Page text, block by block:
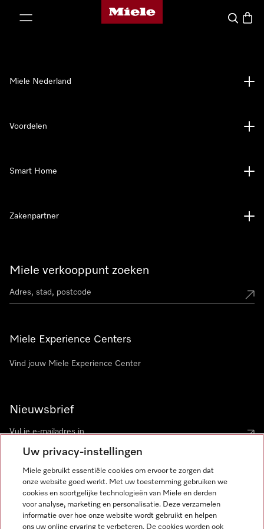
Homepage van Miele
Wat zoek
Miele verkooppunt zoeken
Miele Experience Centers
Vind jouw Miele Experience Center
Nieuwsbrief
Miele Nederland
Voordelen
Smart Home
Zakenpartner
Miele op Instagram
Miele op Facebook
Miele op Youtube
Uw privacy-instellingen
Miele gebruikt essentiële cookies om ervoor te zorgen dat
onze website goed werkt. Met uw toestemming gebruiken we
cookies en soortgelijke technologieën van Miele en derden
voor analyse, marketing en personalisatie. Deze verzamelen
informatie over hoe onze website wordt gebruikt en helpen
ons uw online ervaring te verbeteren. De cookies worden ook